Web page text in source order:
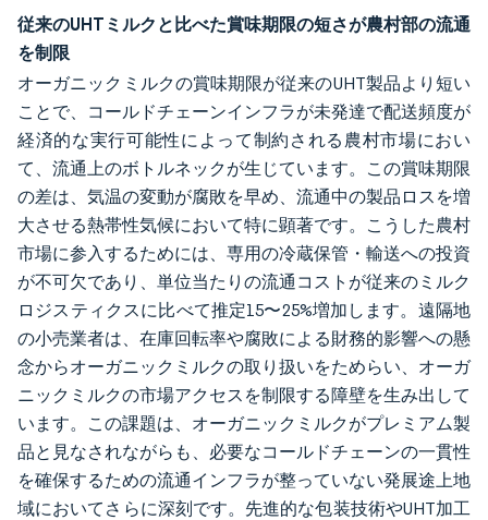
従来のUHTミルクと比べた賞味期限の短さが農村部の流通
を制限
オーガニックミルクの賞味期限が従来のUHT製品より短い
ことで、コールドチェーンインフラが未発達で配送頻度が
経済的な実行可能性によって制約される農村市場におい
て、流通上のボトルネックが生じています。この賞味期限
の差は、気温の変動が腐敗を早め、流通中の製品ロスを増
大させる熱帯性気候において特に顕著です。こうした農村
市場に参入するためには、専用の冷蔵保管・輸送への投資
が不可欠であり、単位当たりの流通コストが従来のミルク
ロジスティクスに比べて推定15〜25%増加します。遠隔地
の小売業者は、在庫回転率や腐敗による財務的影響への懸
念からオーガニックミルクの取り扱いをためらい、オーガ
ニックミルクの市場アクセスを制限する障壁を生み出して
います。この課題は、オーガニックミルクがプレミアム製
品と見なされながらも、必要なコールドチェーンの一貫性
を確保するための流通インフラが整っていない発展途上地
域においてさらに深刻です。先進的な包装技術やUHT加工